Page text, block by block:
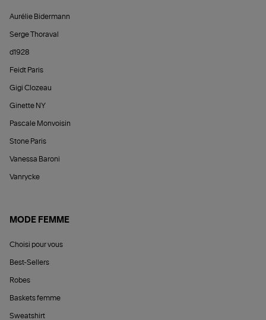
Aurélie Bidermann
Serge Thoraval
d1928
Feidt Paris
Gigi Clozeau
Ginette NY
Pascale Monvoisin
Stone Paris
Vanessa Baroni
Vanrycke
MODE FEMME
Choisi pour vous
Best-Sellers
Robes
Baskets femme
Sweatshirt